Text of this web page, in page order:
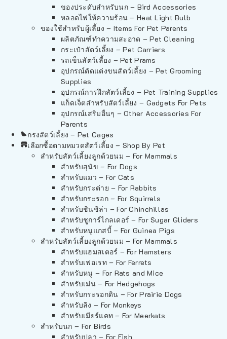
ของประดับสำหรับนก – Bird Accessories
หลอดไฟให้ความร้อน – Heat Light Bulb
ของใช้สำหรับผู้เลี้ยง – Items For Pet Parents
ผลิตภัณฑ์ทำความสะอาด – Pet Cleaning
กระเป๋าสัตว์เลี้ยง – Pet Carriers
รถเข็นสัตว์เลี้ยง – Pet Prams
อุปกรณ์ตัดแต่งขนสัตว์เลี้ยง – Pet Grooming
Supplies
อุปกรณ์การฝึกสัตว์เลี้ยง – Pet Training Supplies
แก็ดเจ็ตสำหรับสัตว์เลี้ยง – Gadgets For Pets
อุปกรณ์เสริมอื่นๆ – Other Accessories For
Parents
กรงสัตว์เลี้ยง – Pet Cages
เลือกซื้อตามหมวดสัตว์เลี้ยง – Shop By Pet
สำหรับสัตว์เลี้ยงลูกด้วยนม – For Mammals
สำหรับสุนัข – For Dogs
สำหรับแมว – For Cats
สำหรับกระต่าย – For Rabbits
สำหรับกระรอก – For Squirrels
สำหรับชินชิล่า – For Chinchillas
สำหรับชูการ์ไกลเดอร์ – For Sugar Gliders
สำหรับหนูแกสบี้ – For Guinea Pigs
สำหรับสัตว์เลี้ยงลูกด้วยนม – For Mammals
สำหรับแฮมสเตอร์ – For Hamsters
สำหรับเฟอเรท – For Ferrets
สำหรับหนู – For Rats and Mice
สำหรับเม่น – For Hedgehogs
สำหรับกระรอกดิน – For Prairie Dogs
สำหรับลิง – For Monkeys
สำหรับเมียร์แคท – For Meerkats
สำหรับนก – For Birds
สำหรับปลา – For Fish